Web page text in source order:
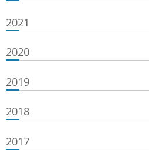
2021
2020
2019
2018
2017